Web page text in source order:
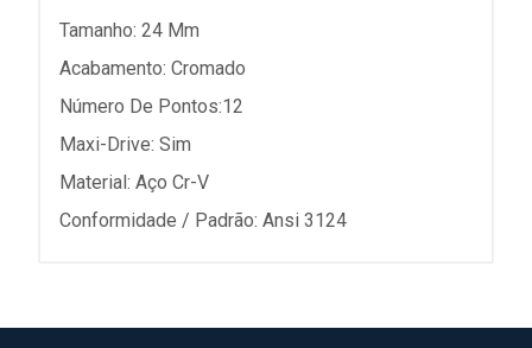
Tamanho: 24 Mm
Acabamento: Cromado
Número De Pontos:12
Maxi-Drive: Sim
Material: Aço Cr-V
Conformidade / Padrão: Ansi 3124